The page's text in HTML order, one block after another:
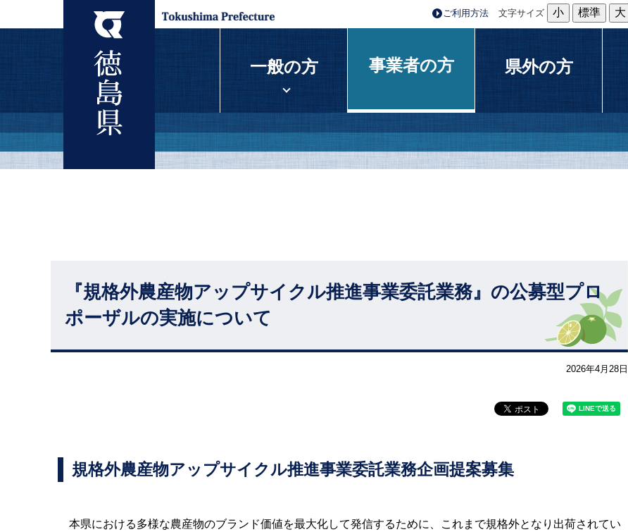
ご利用方法 文字サイズ 小 標準 大
一般の方 事業者の方 県外の方
『規格外農産物アップサイクル推進事業委託業務』の公募型プロ
ポーザルの実施について
2026年4月28日
規格外農産物アップサイクル推進事業委託業務企画提案募集
本県における多様な農産物のブランド価値を最大化して発信するために、これまで規格外となり出荷されてい